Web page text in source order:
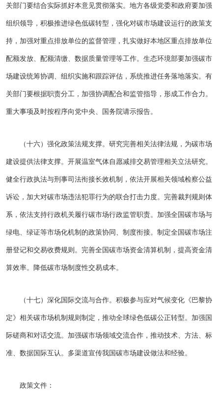
关部门要结合实际抓好本意见贯彻落实。地方各级党委和政府要加强
组织领导，积极推进绿色低碳转型，强化对碳市场建设运行的政策支
持，加强对重点排放单位的监督管理，扎实做好本地区重点排放单位
配额发放、配额清缴、数据质量管理等工作。生态环境部要加强碳市
场建设统筹协调、组织实施和跟踪评估，系统推进任务落地落实。有
关部门要根据职责分工，加强协调配合和监管指导，形成工作合力。
重大事项及时按程序向党中央、国务院请示报告。
（十六）强化政策法规支撑。研究完善相关法律法规，为碳市场
建设提供法律支撑。开展温室气体自愿减排交易管理相关立法研究。
健全行政执法与刑事司法衔接长效机制，依法开展相关领域检察公益
诉讼，加大对碳市场违法犯罪行为的联合打击力度。完善裁判规则体
系，依法支持行政机关履行碳市场行政监管职责。加强全国碳市场与
绿电、绿证等市场化机制的政策协同、制度衔接。制定全国碳市场注
册登记和交易收费规则。完善全国碳市场资金清算机制，提高资金清
算效率。降低碳市场制度性交易成本。
（十七）深化国际交流与合作。积极参与应对气候变化《巴黎协
定》相关碳市场机制规则制定，推动全球绿色低碳公正转型。加强国
际磋商和对话交流。加强碳市场领域交流合作，推动技术、方法、标
准、数据国际互认。多渠道宣传我国碳市场建设做法和经验。
政策文件：